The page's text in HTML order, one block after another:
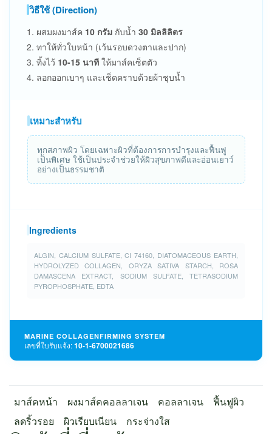
วิธีใช้ (Direction)
1. ผสมผงมาส์ค 10 กรัม กับน้ำ 30 มิลลิลิตร
2. ทาให้ทั่วใบหน้า (เว้นรอบดวงตาและปาก)
3. ทิ้งไว้ 10-15 นาที ให้มาส์คเซ็ตตัว
4. ลอกออกเบาๆ และเช็ดคราบด้วยผ้าชุบน้ำ
เหมาะสำหรับ
ทุกสภาพผิว โดยเฉพาะผิวที่ต้องการการบำรุงและฟื้นฟู
เป็นพิเศษ ใช้เป็นประจำช่วยให้ผิวสุขภาพดีและอ่อนเยาว์
อย่างเป็นธรรมชาติ
Ingredients
ALGIN, CALCIUM SULFATE, CI 74160, DIATOMACEOUS EARTH,
HYDROLYZED COLLAGEN, ORYZA SATIVA STARCH, ROSA
DAMASCENA EXTRACT, SODIUM SULFATE, TETRASODIUM
PYROPHOSPHATE, EDTA
MARINE COLLAGENFIRMING SYSTEM
เลขที่ใบรับแจ้ง:10-1-6700021686
มาส์คหน้า ผงมาส์คคอลลาเจน คอลลาเจน
ฟื้นฟูผิว
ลดริ้วรอย
ผิวเรียบเนียน กระจ่างใส